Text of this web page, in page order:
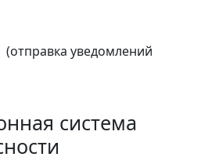
(отправка уведомлений
система